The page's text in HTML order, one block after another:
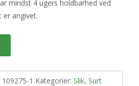
mindst 4 ugers holdbarhed ved
er angivet.
109275-1 Kategorier: Slik, Surt